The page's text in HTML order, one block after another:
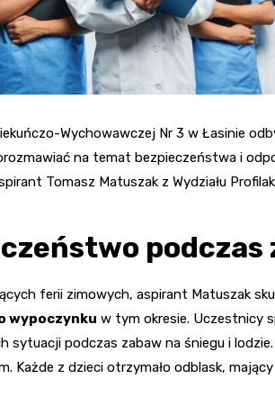
Wychowawczej Nr 3 w Łasinie
na temat bezpieczeństwa i
Tomasz Matuszak z Wydziału
ferii zimowych, aspirant Matuszak
wypoczynku w tym okresie. Uczestnicy
sytuacji podczas zabaw na śniegu i
Każde z dzieci otrzymało odblask,